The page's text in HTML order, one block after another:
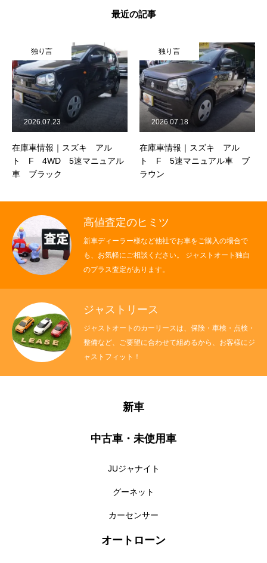
ご挨拶
会社概要
沿革
クロちゃんの独り言
入庫情報
ご成約
部品取付
車検
整備・修理
プライバシーポリシー
最近の記事
独り言
在庫車情報｜スズキ アル
ト F 4WD 5速マニュアル
車 ブラック
2026.07.23
独り言
在庫車情報｜スズキ アル
ト F 5速マニュアル車 ブ
ラウン
2026.07.18
高値査定のヒミツ
新車ディーラー様など他社でお車をご購入の場合で
も、お気軽にご相談ください。 ジャストオート独自
のプラス査定があります。
ジャストリース
ジャストオートのカーリースは、保険・車検・点検・
整備など、ご要望に合わせて組めるから、お客様にジ
ャストフィット！
新車
中古車・未使用車
JUジャナイト
グーネット
カーセンサー
オートローン